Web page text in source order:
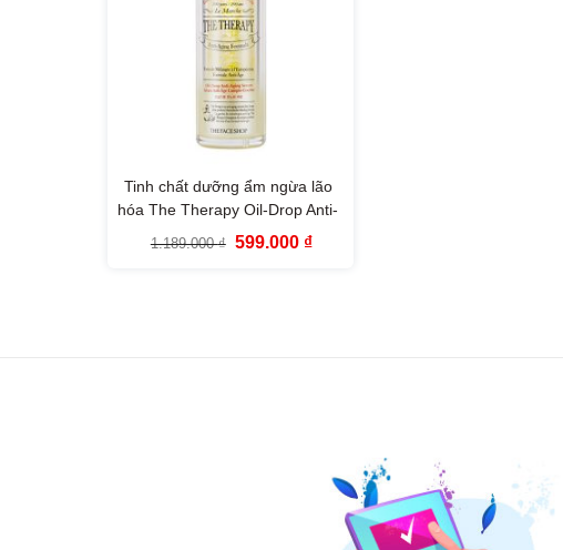
Tinh chất dưỡng ẩm ngừa lão
hóa The Therapy Oil-Drop Anti-
Aging Serum The Face Shop
1.189.000₫ Giá
599.000 ₫Giá